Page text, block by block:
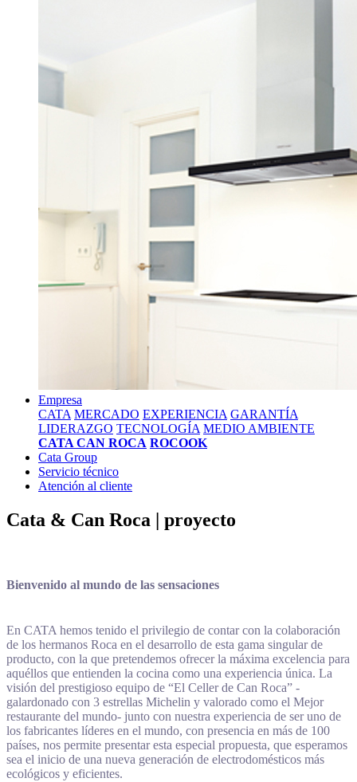
Empresa
CATA MERCADO EXPERIENCIA GARANTÍA
LIDERAZGO TECNOLOGÍA MEDIO AMBIENTE
CATA CAN ROCA ROCOOK
Cata Group
Servicio técnico
Atención al cliente
Cata & Can Roca | proyecto
Bienvenido al mundo de las sensaciones
En CATA hemos tenido el privilegio de contar con la colaboración
de los hermanos Roca en el desarrollo de esta gama singular de
producto, con la que pretendemos ofrecer la máxima excelencia para
aquéllos que entienden la cocina como una experiencia única. La
visión del prestigioso equipo de “El Celler de Can Roca” -
galardonado con 3 estrellas Michelin y valorado como el Mejor
restaurante del mundo- junto con nuestra experiencia de ser uno de
los fabricantes líderes en el mundo, con presencia en más de 100
países, nos permite presentar esta especial propuesta, que esperamos
sea el inicio de una nueva generación de electrodomésticos más
ecológicos y eficientes.